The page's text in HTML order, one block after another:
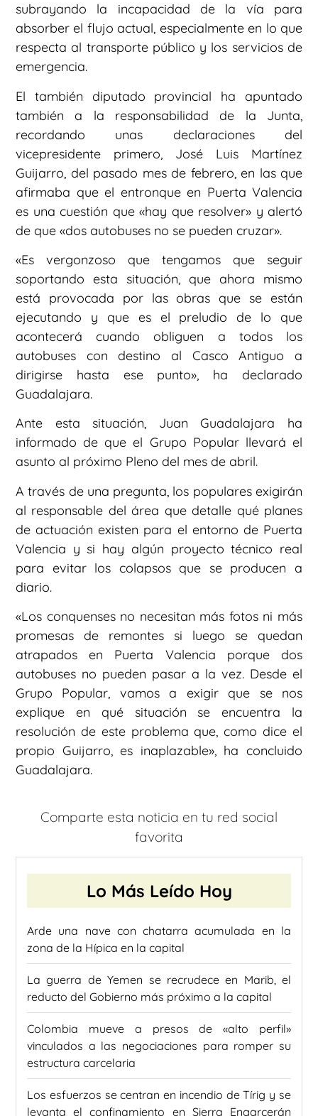
subrayando la incapacidad de la vía para
absorber el flujo actual, especialmente en lo que
respecta al transporte público y los servicios de
emergencia.
El también diputado provincial ha apuntado
también a la responsabilidad de la Junta,
recordando unas declaraciones del
vicepresidente primero, José Luis Martínez
Guijarro, del pasado mes de febrero, en las que
afirmaba que el entronque en Puerta Valencia
es una cuestión que «hay que resolver» y alertó
de que «dos autobuses no se pueden cruzar».
«Es vergonzoso que tengamos que seguir
soportando esta situación, que ahora mismo
está provocada por las obras que se están
ejecutando y que es el preludio de lo que
acontecerá cuando obliguen a todos los
autobuses con destino al Casco Antiguo a
dirigirse hasta ese punto», ha declarado
Guadalajara.
Ante esta situación, Juan Guadalajara ha
informado de que el Grupo Popular llevará el
asunto al próximo Pleno del mes de abril.
A través de una pregunta, los populares exigirán
al responsable del área que detalle qué planes
de actuación existen para el entorno de Puerta
Valencia y si hay algún proyecto técnico real
para evitar los colapsos que se producen a
diario.
«Los conquenses no necesitan más fotos ni más
promesas de remontes si luego se quedan
atrapados en Puerta Valencia porque dos
autobuses no pueden pasar a la vez. Desde el
Grupo Popular, vamos a exigir que se nos
explique en qué situación se encuentra la
resolución de este problema que, como dice el
propio Guijarro, es inaplazable», ha concluido
Guadalajara.
Comparte esta noticia en tu red social
favorita
Lo Más Leído Hoy
Arde una nave con chatarra acumulada en la
zona de la Hípica en la capital
La guerra de Yemen se recrudece en Marib, el
reducto del Gobierno más próximo a la capital
Colombia mueve a presos de «alto perfil»
vinculados a las negociaciones para romper su
estructura carcelaria
Los esfuerzos se centran en incendio de Tírig y se
levanta el confinamiento en Sierra Engarcerán